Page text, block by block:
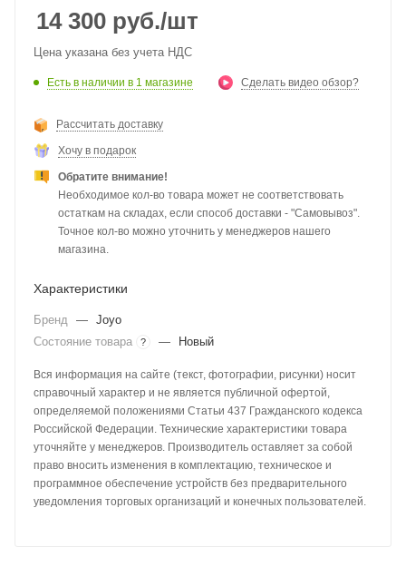
14 300 руб./шт
Цена указана без учета НДС
Есть в наличии в 1 магазине Сделать видео обзор?
Рассчитать доставку
Хочу в подарок
Обратите внимание!
Необходимое кол-во товара может не соответствовать
остаткам на складах, если способ доставки - "Самовывоз".
Точное кол-во можно уточнить у менеджеров нашего
магазина.
Характеристики
Бренд — Joyo
Состояние товара
? — Новый
Вся информация на сайте (текст, фотографии, рисунки) носит
справочный характер и не является публичной офертой,
определяемой положениями Статьи 437 Гражданского кодекса
Российской Федерации. Технические характеристики товара
уточняйте у менеджеров. Производитель оставляет за собой
право вносить изменения в комплектацию, техническое и
программное обеспечение устройств без предварительного
уведомления торговых организаций и конечных пользователей.